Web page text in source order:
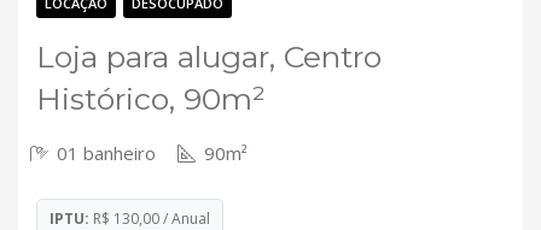
Loja para alugar, Centro
Histórico, 90m²
01 banheiro 90m²
IPTU: R$ 130,00 / Anual